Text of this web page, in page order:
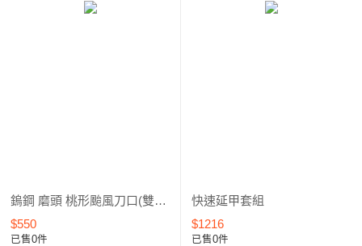
鎢鋼 磨頭 桃形颱風刀口(雙向切削) 6.0mm-CA10*****
$550
已售0件
快速延甲套組
$1216
已售0件